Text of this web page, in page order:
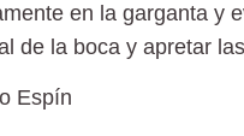
en la garganta y
de la boca y apretar
Espín